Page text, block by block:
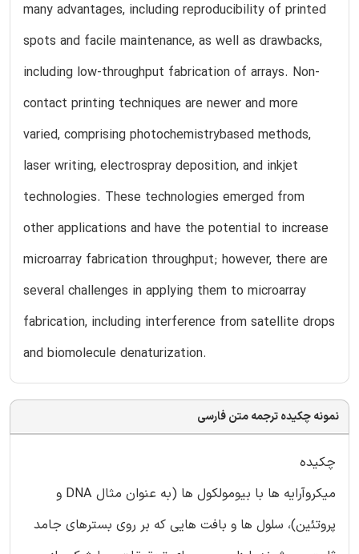
many advantages, including reproducibility of printed
spots and facile maintenance, as well as drawbacks,
including low-throughput fabrication of arrays. Non-
contact printing techniques are newer and more
varied, comprising photochemistrybased methods,
laser writing, electrospray deposition, and inkjet
technologies. These technologies emerged from
other applications and have the potential to increase
microarray fabrication throughput; however, there are
several challenges in applying them to microarray
fabrication, including interference from satellite drops
and biomolecule denaturization.
نمونه چکیده ترجمه متن فارسی
چکیده
میکروآرایه ها با بیومولکول ها (به عنوان مثال DNA و
پروتئین)، سلول ها و بافت هایی که بر روی بسترهای جامد